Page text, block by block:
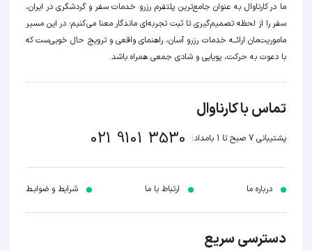
ما در کارناوال به عنوان جامع‌ترین پلتفرم رزرو خدمات سفر و گردشگری در ایران،
سفر را از لحظه‌ تصمیم‌گیری تا ثبت تجربه‌ای ماندگار معنا می‌کنیم؛ در این مسیر‍
ماموریت‌مان اراﺋــﻪ خدمات رزرو آسان، راهنمای واقعی و ترویج حال خوبی‌ست که
با دعوت به حرکت، پویایی و شادی جمعی همراه باشد.
تماس با کارناوال
پشتیبانی 7 صبح تا 1 بامداد: 021 9101 3530
درباره ما ارتباط با ما شرایط و ضوابـط
دسترسی سریع